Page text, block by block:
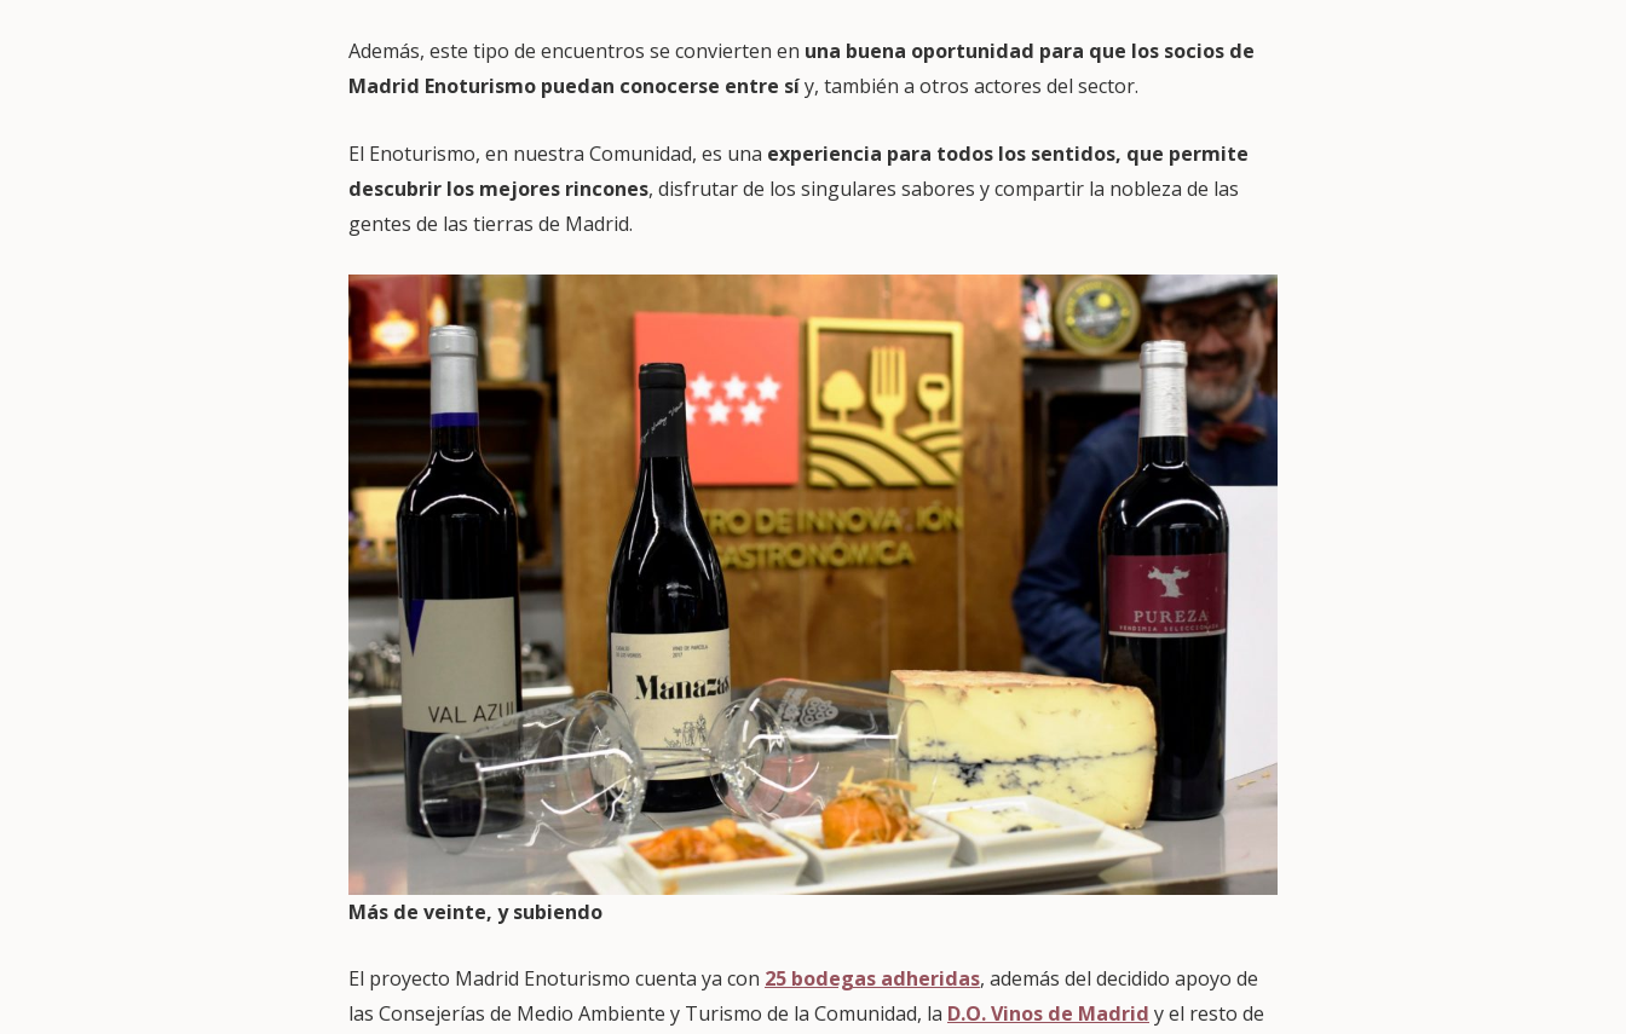
Además, este tipo de encuentros se convierten en una buena oportunidad para que los socios de
Madrid Enoturismo puedan conocerse entre síy, también a otros actores del sector.
El Enoturismo, en nuestra Comunidad, es una experiencia para todos los sentidos, que permite
descubrir los mejores rincones, disfrutar de los singulares sabores y compartir la nobleza de las
gentes de las tierras de Madrid.
Más de veinte, y subiendo
El proyecto Madrid Enoturismo cuenta ya con 25 bodegas adheridas, además del decidido apoyo de
las Consejerías de Medio Ambiente y Turismo de la Comunidad, la D.O. Vinos de Madrid y el resto de